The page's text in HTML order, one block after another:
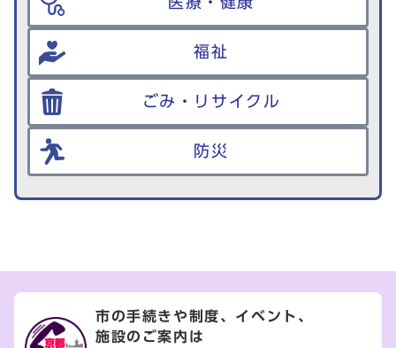
福祉
ごみ・リサイクル
防災
市の手続きや制度、イベント、
施設のご案内は